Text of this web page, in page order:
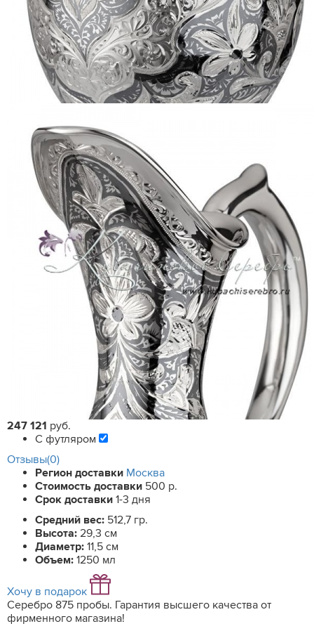
247 121 руб.
С футляром
Отзывы(0)
Регион доставки Москва
Стоимость доставки 500 р.
Срок доставки 1-3 дня
Средний вес: 512,7 гр.
Высота: 29,3 см
Диаметр: 11,5 см
Объем: 1250 мл
Хочу в подарок
Серебро 875 пробы. Гарантия высшего качества от
фирменного магазина!